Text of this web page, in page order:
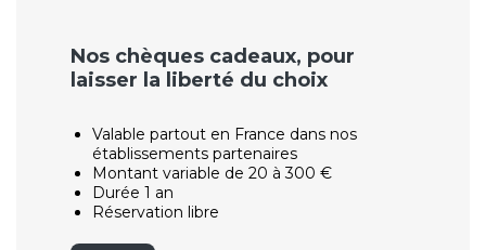
Nos chèques cadeaux, pour
laisser la liberté du choix
Valable partout en France dans nos
établissements partenaires
Montant variable de 20 à 300 €
Durée 1 an
Réservation libre